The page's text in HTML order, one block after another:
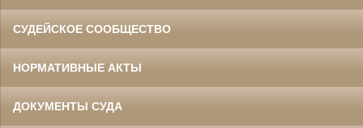
СУДЕЙСКОЕ СООБЩЕСТВО
НОРМАТИВНЫЕ АКТЫ
ДОКУМЕНТЫ СУДА